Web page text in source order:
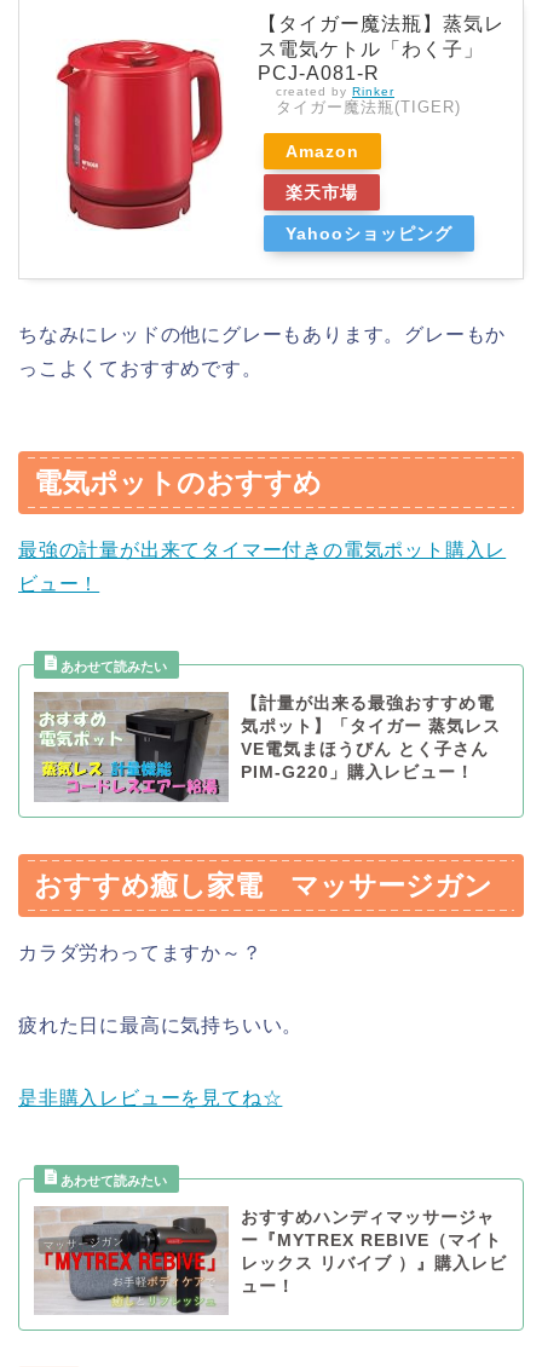
【タイガー魔法瓶】蒸気レ
ス電気ケトル「わく子」
PCJ-A081-R
created by Rinker
タイガー魔法瓶(TIGER)
Amazon
楽天市場
Yahooショッピング
ちなみにレッドの他にグレーもあります。グレーもか
っこよくておすすめです。
電気ポットのおすすめ
最強の計量が出来てタイマー付きの電気ポット購入レ
ビュー！
【計量が出来る最強おすすめ電
気ポット】「タイガー 蒸気レス
VE電気まほうびん とく子さん
PIM-G220」購入レビュー！
おすすめ癒し家電 マッサージガン
カラダ労わってますか～？
疲れた日に最高に気持ちいい。
是非購入レビューを見てね☆
おすすめハンディマッサージャ
ー『MYTREX REBIVE（マイト
レックス リバイブ ）』購入レビ
ュー！